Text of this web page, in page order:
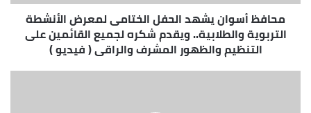
محافظ أسوان يشهد الحفل الختامى لمعرض الأنشطة
التربوية والطلابية.. ويقدم شكره لجميع القائمين على
التنظيم والظهور المشرف والراقى ( فيديو )